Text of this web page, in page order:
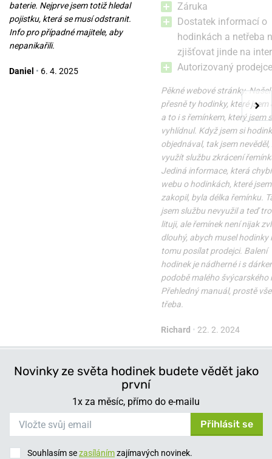
12 200 Kč 15 200 Kč
baterie. Nejprve jsem totiž hledal
pojistku, která se musí odstranit.
Info pro případné majitele, aby
nepanikařili.
Daniel • 6. 4. 2025
Záruka
Dostatek informací o
hodinkách a netřeba
zjišťovat jinde na
Autorizovaný prodejce
Pěkné webové stránky. Našel
přesně ty hodinky, které jsem
a to i s řemínkem, který jsem
vyhlídnul. Když jsem si
objednával, tak jsem nevěděl,
využít službu zkrácení
Jediná informace, která
webu o hodinkách, které
zakopil, byla délka řemínku.
jsem službu nevyužil a teď
lituji, ale řemínek není nijak
dlouhý, abych musel hodinky
tomu posílat prodejci. Balení
hodinek je nádherné i s
podobě malého švýcarského
Přehledný manuál, prostě
třeba.
Richard • 22. 2. 2024
Novinky ze světa hodinek budete vědět jako
první
1x za měsíc, přímo do e-mailu
Přihlásit se
Souhlasím sezasílánímzajímavých novinek.